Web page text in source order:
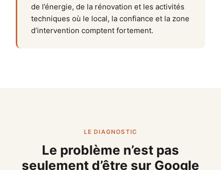
de l’énergie, de la rénovation et les activités
techniques où le local, la confiance et la zone
d’intervention comptent fortement.
LE DIAGNOSTIC
Le problème n’est pas
seulement d’être sur Google